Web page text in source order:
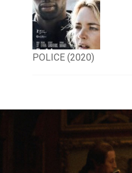
POLICE (2020)